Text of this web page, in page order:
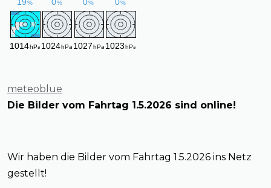
meteoblue
Die Bilder vom Fahrtag 1.5.2026 sind online!
Wir haben die Bilder vom Fahrtag 1.5.2026 ins Netz
gestellt!